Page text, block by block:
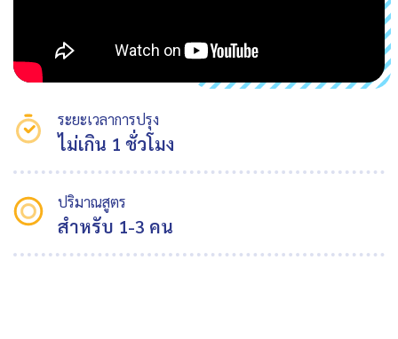
ระยะเวลาการปรุง
ไม่เกิน 1 ชั่วโมง
ปริมาณสูตร
สำหรับ 1-3 คน